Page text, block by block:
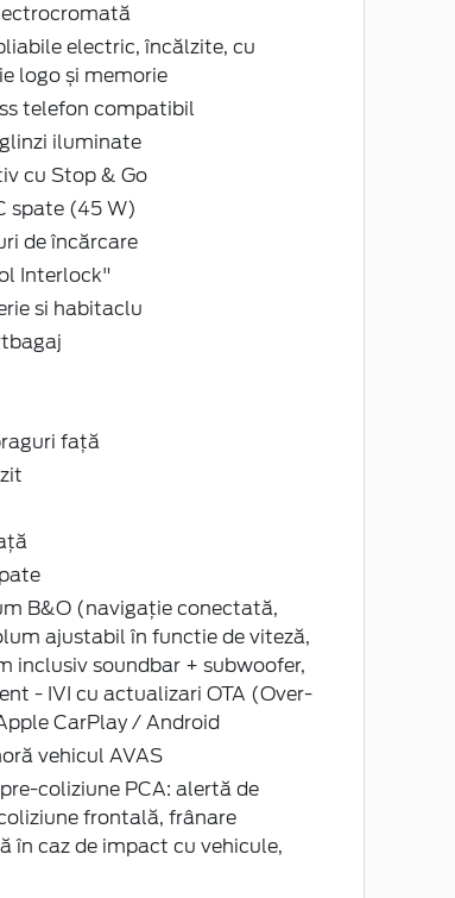
electric, încălzite, cu
logo și memorie
telefon compatibil
iluminate
cu Stop & Go
spate (45 W)
de încărcare
Interlock"
si habitaclu
față
B&O (navigație conectată,
ajustabil în functie de viteză,
inclusiv soundbar + subwoofer,
- IVI cu actualizari OTA (Over-
CarPlay / Android
vehicul AVAS
coliziune PCA: alertă de
frontală, frânare
în caz de impact cu vehicule,